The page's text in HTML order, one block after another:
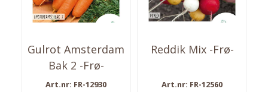
Gulrot Amsterdam
Bak 2 -Frø-
Art.nr: FR-12930
Reddik Mix -Frø-
Art.nr: FR-12560